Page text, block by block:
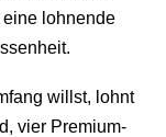
eine lohnende
willst, lohnt
vier Premium-